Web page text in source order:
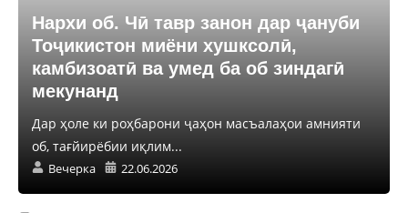
Нархи об. Чӣ тавр занон дар ҷануби
Тоҷикистон миёни хушксолӣ,
камбизоатӣ ва умед ба об зиндагӣ
мекунанд
Дар ҳоле ки роҳбарони ҷаҳон масъалаҳои амнияти
об, тағйирёбии иқлим...
Вечерка 22.06.2026